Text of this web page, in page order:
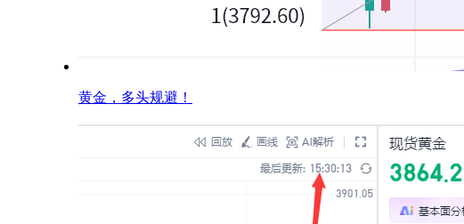
黄金，多头规避！